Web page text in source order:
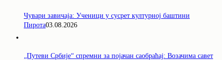
Чувари завичаја: Ученици у сусрет културној баштини
Пирота03.08.2026
„Путеви Србије“ спремни за појачан саобраћај: Возачима савет